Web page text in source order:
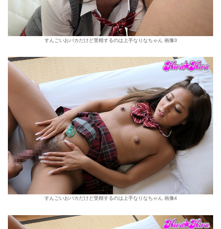
すんごいおバカだけど受精するのは上手なりなちゃん 画像3
すんごいおバカだけど受精するのは上手なりなちゃん 画像4